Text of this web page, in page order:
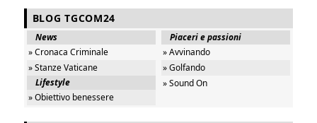
BLOG TGCOM24
News
» Cronaca Criminale
» Stanze Vaticane
Lifestyle
» Obiettivo benessere
Piaceri e passioni
» Avvinando
» Golfando
» Sound On